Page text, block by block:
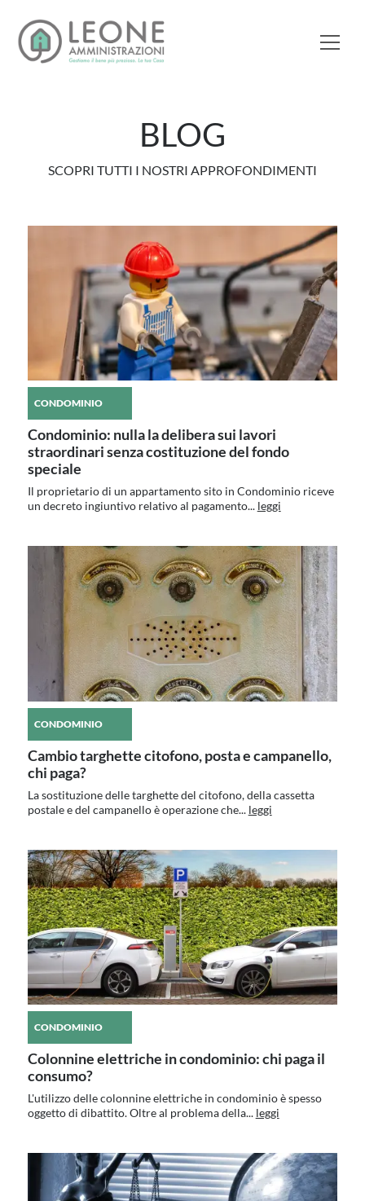
BLOG
SCOPRI TUTTI I NOSTRI APPROFONDIMENTI
CONDOMINIO
Condominio: nulla la delibera sui lavori
straordinari senza costituzione del fondo
speciale
Il proprietario di un appartamento sito in Condominio riceve
un decreto ingiuntivo relativo al pagamento... leggi
CONDOMINIO
Cambio targhette citofono, posta e campanello,
chi paga?
La sostituzione delle targhette del citofono, della cassetta
postale e del campanello è operazione che... leggi
CONDOMINIO
Colonnine elettriche in condominio: chi paga il
consumo?
L'utilizzo delle colonnine elettriche in condominio è spesso
oggetto di dibattito. Oltre al problema della... leggi